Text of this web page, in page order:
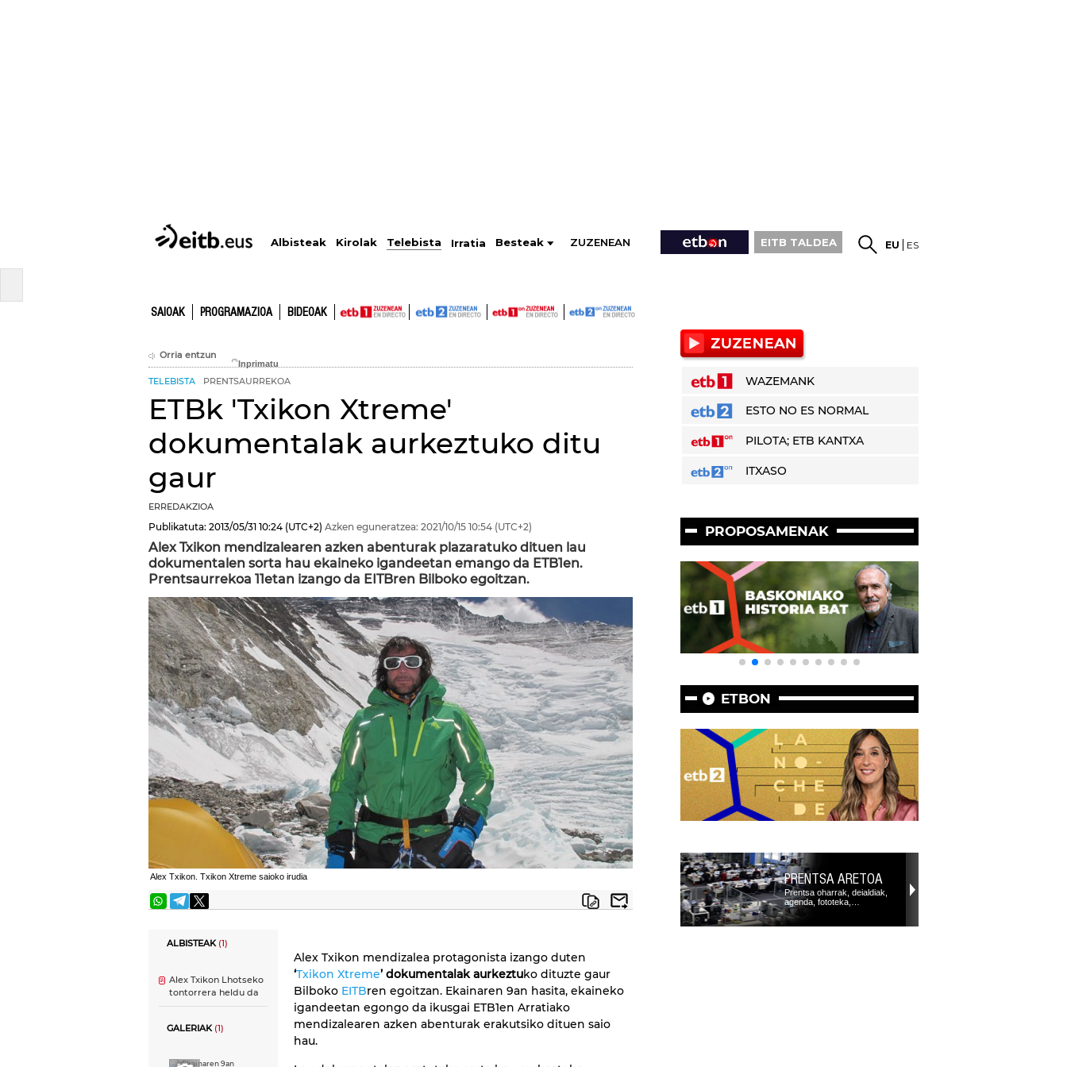
Albisteak Kirolak Telebista Irratia Besteak ZUZENEAN EITB TALDEA EU ES
SAIOAK PROGRAMAZIOA BIDEOAK
Orria entzun
TELEBISTA PRENTSAURREKOA
ETBk 'Txikon Xtreme'
dokumentalak aurkeztuko ditu
gaur
ERREDAKZIOA
Publikatuta: 2013/05/31 10:24 (UTC+2) Azken eguneratzea: 2021/10/15 10:54 (UTC+2)
Alex Txikon mendizalearen azken abenturak plazaratuko dituen lau
dokumentalen sorta hau ekaineko igandeetan emango da ETB1en.
Prentsaurrekoa 11etan izango da EITBren Bilboko egoitzan.
Alex Txikon. Txikon Xtreme saioko irudia
ALBISTEAK(1)
Alex Txikon Lhotseko
tontorrera heldu da
GALERIAK(1)
Alex Txikon mendizalea protagonista izango duten
‘Txikon Xtreme’ dokumentalak aurkeztuko dituzte gaur
Bilboko EITBren egoitzan. Ekainaren 9an hasita, ekaineko
igandeetan egongo da ikusgai ETB1en Arratiako
mendizalearen azken abenturak erakutsiko dituen saio
hau.
WAZEMANK
ESTO NO ES NORMAL
PILOTA; ETB KANTXA
ITXASO
PROPOSAMENAK
ETBON
PRENTSA ARETOA
Prentsa oharrak, deialdiak,
agenda, fototeka,…